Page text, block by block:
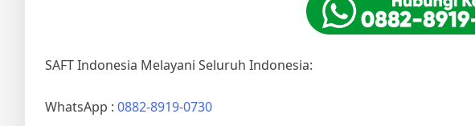
SAFT Indonesia Melayani Seluruh Indonesia:
WhatsApp : 0882-8919-0730